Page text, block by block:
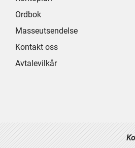
Ordbok
Masseutsendelse
Kontakt oss
Avtalevilkår